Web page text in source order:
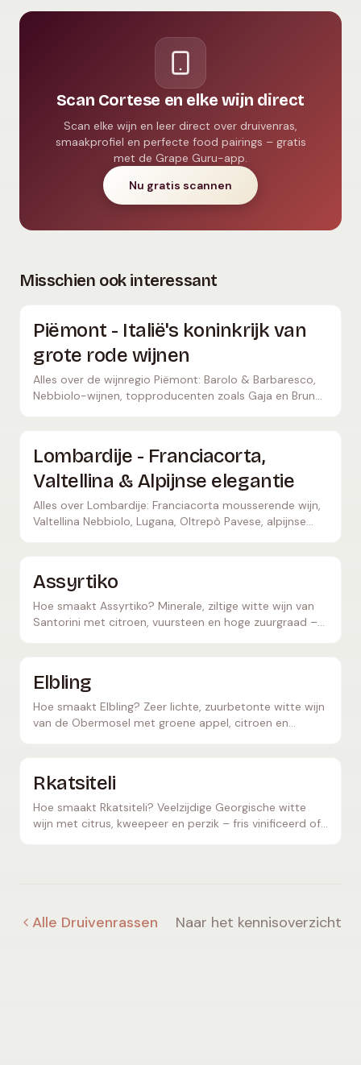
Scan Cortese en elke wijn direct
Scan elke wijn en leer direct over druivenras,
smaakprofiel en perfecte food pairings – gratis
met de Grape Guru-app.
Nu gratis scannen
Misschien ook interessant
Piëmont - Italië's koninkrijk van
grote rode wijnen
Alles over de wijnregio Piëmont: Barolo & Barbaresco,
Nebbiolo-wijnen, topproducenten zoals Gaja en Bruno
Lombardije - Franciacorta,
Valtellina & Alpijnse elegantie
Alles over Lombardije: Franciacorta mousserende wijn,
Valtellina Nebbiolo, Lugana, Oltrepò Pavese, alpijnse
Assyrtiko
Hoe smaakt Assyrtiko? Minerale, ziltige witte wijn van
Santorini met citroen, vuursteen en hoge zuurgraad –
Elbling
Hoe smaakt Elbling? Zeer lichte, zuurbetonte witte wijn
van de Obermosel met groene appel, citroen en
Rkatsiteli
Hoe smaakt Rkatsiteli? Veelzijdige Georgische witte
wijn met citrus, kweepeer en perzik – fris vinificeerd of
Alle Druivenrassen Naar het kennisoverzicht